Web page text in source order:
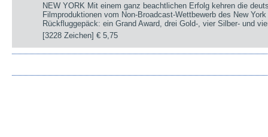
NEW YORK Mit einem ganz beachtlichen Erfolg kehren die
Filmproduktionen vom Non-Broadcast-Wettbewerb des New
Rückfluggepäck: ein Grand Award, drei Gold-, vier Silber- und
[3228 Zeichen]€ 5,75